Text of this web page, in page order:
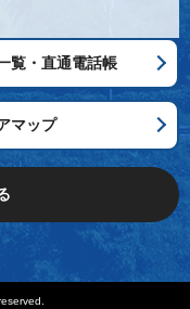
覧・直通電話帳
マップ